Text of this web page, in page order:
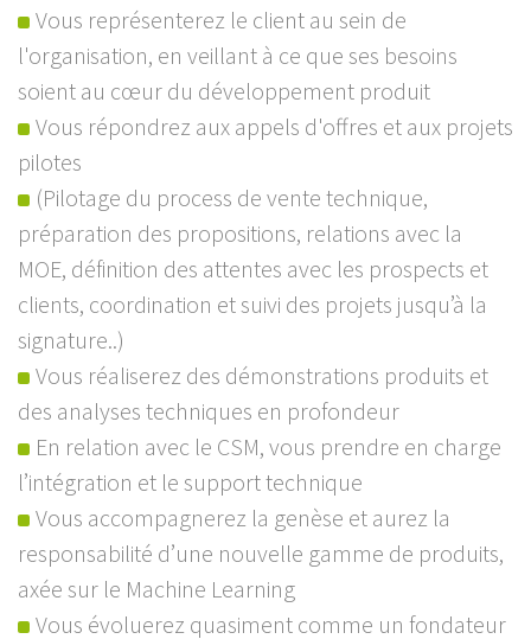
Vous représenterez le client au sein de
l'organisation, en veillant à ce que ses besoins
soient au cœur du développement produit
Vous répondrez aux appels d'offres et aux projets
pilotes
(Pilotage du process de vente technique,
préparation des propositions, relations avec la
MOE, définition des attentes avec les prospects et
clients, coordination et suivi des projets jusqu’à la
signature..)
Vous réaliserez des démonstrations produits et
des analyses techniques en profondeur
En relation avec le CSM, vous prendre en charge
l’intégration et le support technique
Vous accompagnerez la genèse et aurez la
responsabilité d’une nouvelle gamme de produits,
axée sur le Machine Learning
Vous évoluerez quasiment comme un fondateur